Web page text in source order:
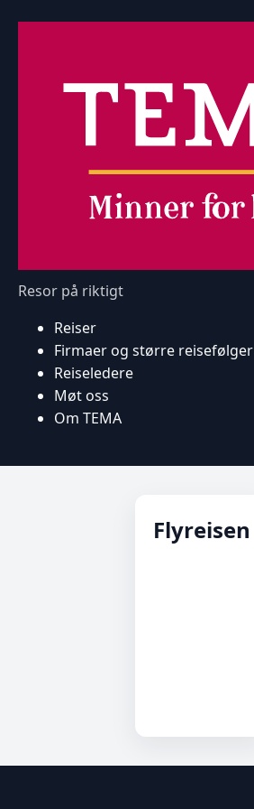
Resor på riktigt
Reiser
Firmaer og større reisefølger
Reiseledere
Møt oss
Om TEMA
Flyreisen